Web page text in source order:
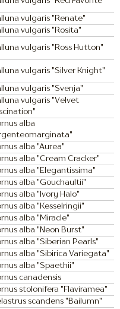
vulgaris "Renate"
vulgaris "Rosita"
vulgaris "Ross Hutton"
vulgaris "Silver Knight"
vulgaris "Svenja"
vulgaris "Velvet
alba
alba "Aurea"
alba "Cream Cracker"
alba "Elegantissima"
alba "Gouchaultii"
alba "Ivory Halo"
alba "Kesselringii"
alba "Miracle"
alba "Neon Burst"
alba "Siberian Pearls"
alba "Sibirica Variegata"
alba "Spaethii"
canadensis
stolonifera "Flaviramea"
scandens "Bailumn"